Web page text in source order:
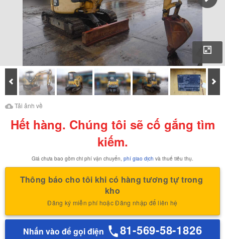
Prev
Tải ảnh về
Tải ảnh về
Hết hàng. Chúng tôi sẽ cố gắng tìm
kiếm.
Giá chưa bao gồm chi phí vận chuyển, phí giao dịch và thuế tiêu thụ.
Thông báo cho tôi khi có hàng tương tự trong
kho
Đăng ký miễn phí hoặc Đăng nhập để liên hệ
Nhấn vào để gọi điện 81-569-58-1826